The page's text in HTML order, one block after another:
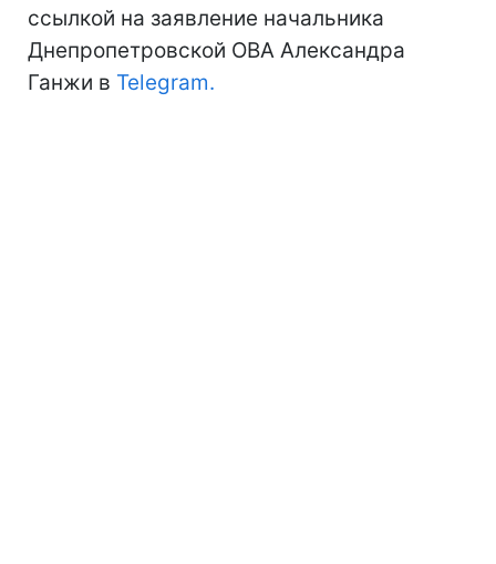
ссылкой на заявление начальника
Днепропетровской ОВА Александра
Ганжи в Telegram.